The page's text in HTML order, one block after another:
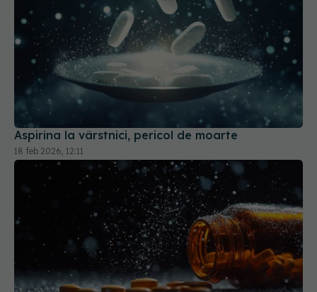
Aspirina la vârstnici, pericol de moarte
18 feb 2026, 12:11
Medicamentul ieftin care crește riscul de infarct
și AVC. Ce trebuie să știi despre ibuprofen